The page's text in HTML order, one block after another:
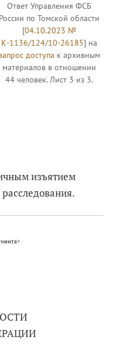
Ответ Управления ФСБ
России по Томской области
[04.10.2023 №
К-1136/124/10-26185] на
доступа к архивным
материалов в отношении
44 человек. Лист 3 из 3.
изъятием